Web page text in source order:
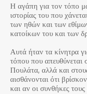
Η αγάπη για τον τόπο
ιστορίας του που
των ηθών και των
κατοίκων του και των
Αυτά ήταν τα κίνητρα
τόπου που απευθύνεται
Πουλάτα, αλλά και
αισθάνονται ότι
και αν οι συνθήκες